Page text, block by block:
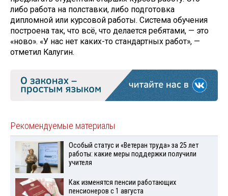
либо работа на полставки, либо подготовка
дипломной или курсовой работы. Система обучения
построена так, что всё, что делается ребятами, — это
«ново». «У нас нет каких-то стандартных работ», —
отметил Калугин.
Рекомендуемые материалы
Особый статус и «Ветеран труда» за 25 лет
работы: какие меры поддержки получили
учителя
Как изменятся пенсии работающих
пенсионеров с 1 августа